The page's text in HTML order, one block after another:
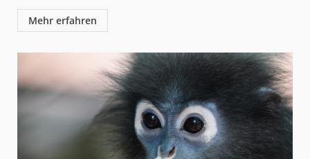
Mehr erfahren